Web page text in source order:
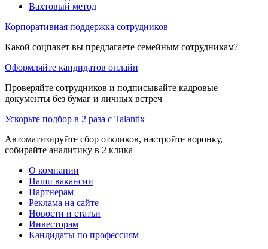
Вахтовый метод
Корпоративная поддержка сотрудников
Какой соцпакет вы предлагаете семейным сотрудникам?
Оформляйте кандидатов онлайн
Проверяйте сотрудников и подписывайте кадровые
документы без бумаг и личных встреч
Ускорьте подбор в 2 раза с Talantix
Автоматизируйте сбор откликов, настройте воронку,
собирайте аналитику в 2 клика
О компании
Наши вакансии
Партнерам
Реклама на сайте
Новости и статьи
Инвесторам
Кандидаты по профессиям